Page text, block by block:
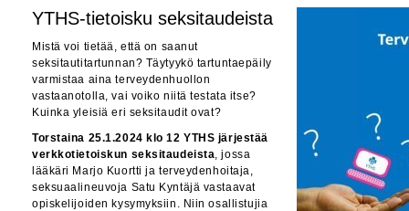
YTHS-tietoisku seksitaudeista
Mistä voi tietää, että on saanut
seksitautitartunnan? Täytyykö tartuntaepäily
varmistaa aina terveydenhuollon
vastaanotolla, vai voiko niitä testata itse?
Kuinka yleisiä eri seksitaudit ovat?
Torstaina 25.1.2024 klo 12 YTHS järjestää
verkkotietoiskun seksitaudeista, jossa
lääkäri Marjo Kuortti ja terveydenhoitaja,
seksuaalineuvoja Satu Kyntäjä vastaavat
opiskelijoiden kysymyksiin. Niin osallistujia